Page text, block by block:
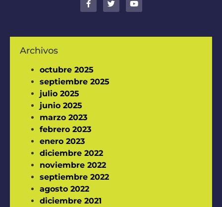
Archivos
octubre 2025
septiembre 2025
julio 2025
junio 2025
marzo 2023
febrero 2023
enero 2023
diciembre 2022
noviembre 2022
septiembre 2022
agosto 2022
diciembre 2021